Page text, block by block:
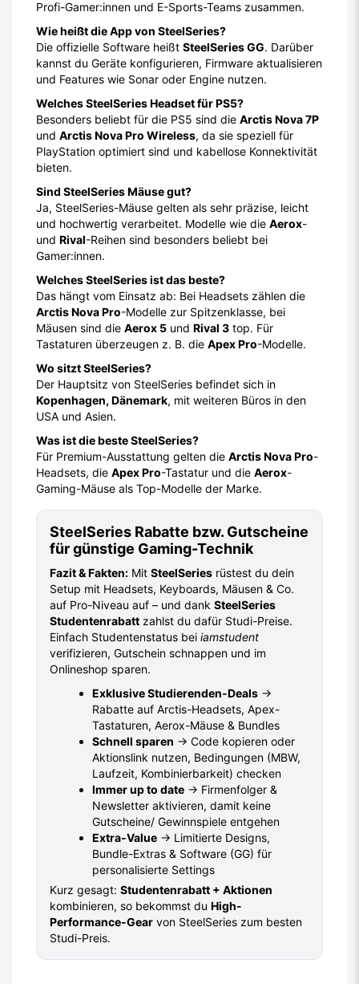
Profi-Gamer:innen und E-Sports-Teams zusammen.
Wie heißt die App von SteelSeries?
Die offizielle Software heißt SteelSeries GG. Darüber
kannst du Geräte konfigurieren, Firmware aktualisieren
und Features wie Sonar oder Engine nutzen.
Welches SteelSeries Headset für PS5?
Besonders beliebt für die PS5 sind die Arctis Nova 7P
und Arctis Nova Pro Wireless, da sie speziell für
PlayStation optimiert sind und kabellose Konnektivität
bieten.
Sind SteelSeries Mäuse gut?
Ja, SteelSeries-Mäuse gelten als sehr präzise, leicht
und hochwertig verarbeitet. Modelle wie die Aerox-
und Rival-Reihen sind besonders beliebt bei
Gamer:innen.
Welches SteelSeries ist das beste?
Das hängt vom Einsatz ab: Bei Headsets zählen die
Arctis Nova Pro-Modelle zur Spitzenklasse, bei
Mäusen sind die Aerox 5 und Rival 3 top. Für
Tastaturen überzeugen z. B. die Apex Pro-Modelle.
Wo sitzt SteelSeries?
Der Hauptsitz von SteelSeries befindet sich in
Kopenhagen, Dänemark, mit weiteren Büros in den
USA und Asien.
Was ist die beste SteelSeries?
Für Premium-Ausstattung gelten die Arctis Nova Pro-
Headsets, die Apex Pro-Tastatur und die Aerox-
Gaming-Mäuse als Top-Modelle der Marke.
SteelSeries Rabatte bzw. Gutscheine
für günstige Gaming-Technik
Fazit & Fakten: Mit SteelSeries rüstest du dein
Setup mit Headsets, Keyboards, Mäusen & Co.
auf Pro-Niveau auf – und dank SteelSeries
Studentenrabatt zahlst du dafür Studi-Preise.
Einfach Studentenstatus bei iamstudent
verifizieren, Gutschein schnappen und im
Onlineshop sparen.
Exklusive Studierenden-Deals→
Rabatte auf Arctis-Headsets, Apex-
Tastaturen, Aerox-Mäuse & Bundles
Schnell sparen → Code kopieren oder
Aktionslink nutzen, Bedingungen (MBW,
Laufzeit, Kombinierbarkeit) checken
Immer up to date→ Firmenfolger &
Newsletter aktivieren, damit keine
Gutscheine/ Gewinnspiele entgehen
Extra-Value→ Limitierte Designs,
Bundle-Extras & Software (GG) für
personalisierte Settings
Kurz gesagt: Studentenrabatt + Aktionen
kombinieren, so bekommst du High-
Performance-Gear von SteelSeries zum besten
Studi-Preis.